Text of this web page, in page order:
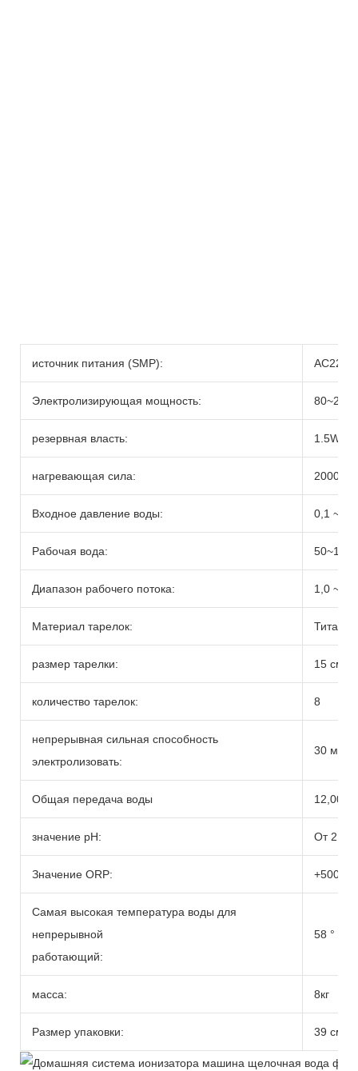
источник питания (SMP):
Электролизирующая мощность:
резервная власть: 1.5W
нагревающая сила: 2000W
Входное давление воды: 0,1 ~
Рабочая вода: 50~1200
Диапазон рабочего потока: 1,0 ~
Материал тарелок: Титан с
размер тарелки: 15 см*9
количество тарелок: 8
непрерывная сильная способность
электролизовать:
30 мин
Общая передача воды 12,000L
значение pH: От 2,5
Значение ORP: +500
Самая высокая температура воды для
непрерывной
работающий:
58 ° C/
масса: 8кг
Размер упаковки: 39